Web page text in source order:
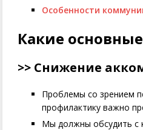
Особенности
Какие
>> Снижение
Проблемы со зрением
профилактику важно
Мы должны обсудить с